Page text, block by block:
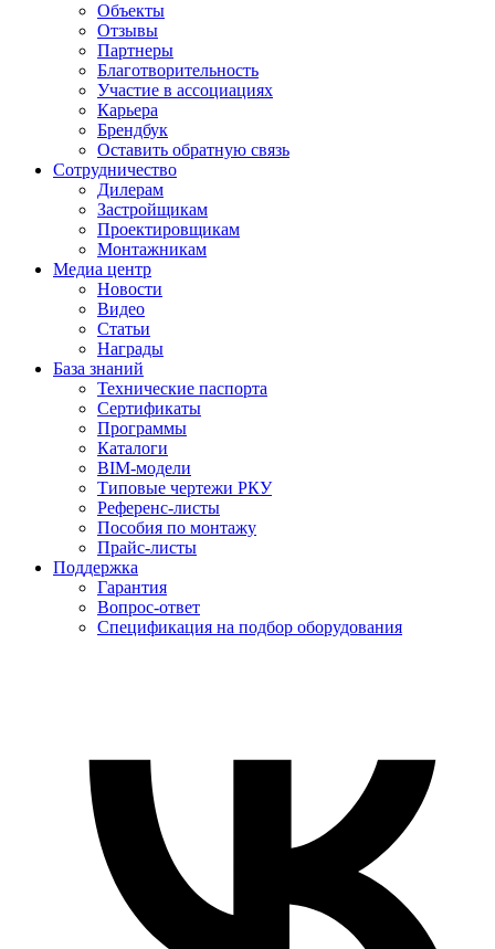
Объекты
Отзывы
Партнеры
Благотворительность
Участие в ассоциациях
Карьера
Брендбук
Оставить обратную связь
Сотрудничество
Дилерам
Застройщикам
Проектировщикам
Монтажникам
Медиа центр
Новости
Видео
Статьи
Награды
База знаний
Технические паспорта
Сертификаты
Программы
Каталоги
BIM-модели
Типовые чертежи РКУ
Референс-листы
Пособия по монтажу
Прайс-листы
Поддержка
Гарантия
Вопрос-ответ
Спецификация на подбор оборудования